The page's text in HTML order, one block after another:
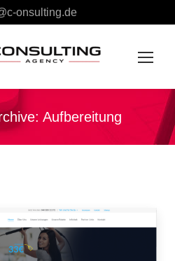
onsulting.de
Aufbereitung